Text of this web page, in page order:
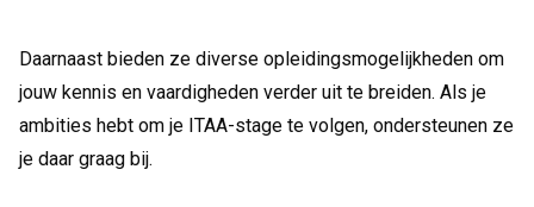
Daarnaast bieden ze diverse opleidingsmogelijkheden om
jouw kennis en vaardigheden verder uit te breiden. Als je
ambities hebt om je ITAA-stage te volgen, ondersteunen ze
je daar graag bij.